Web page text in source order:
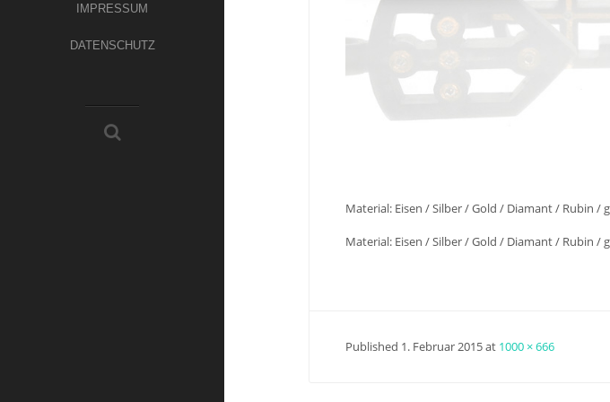
IMPRESSUM
DATENSCHUTZ
Material: Eisen / Silber / Gold / Diamant / Rubin /
Material: Eisen / Silber / Gold / Diamant / Rubin /
Published 1. Februar 2015at 1000 × 666